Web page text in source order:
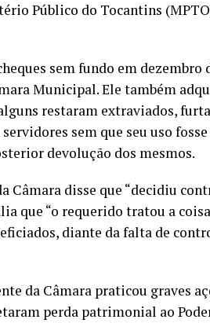
Público do Tocantins
sem fundo em dezembro
Municipal. Ele também
restaram extraviados,
sem que seu uso fosse
devolução dos mesmos.
disse que “decidiu
que “o requerido tratou a
diante da falta de
da Câmara praticou graves
perda patrimonial ao